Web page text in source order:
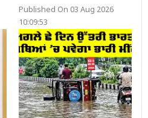
Published On 03 Aug 2026
10:09:53